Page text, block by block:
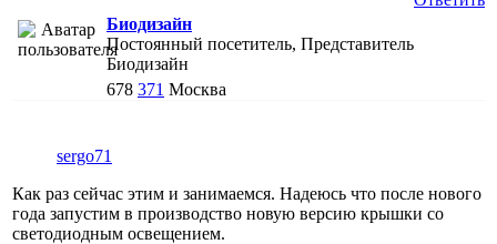
Биодизайн
Постоянный посетитель, Представитель
Биодизайн
678 371 Москва
sergo71
Как раз сейчас этим и занимаемся. Надеюсь что после нового
года запустим в производство новую версию крышки со
светодиодным освещением.